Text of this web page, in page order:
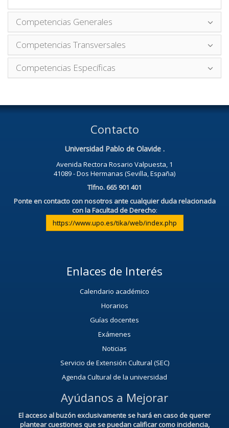
Competencias Generales
Competencias Transversales
Competencias Específicas
Contacto
Universidad Pablo de Olavide .
Avenida Rectora Rosario Valpuesta, 1
41089 - Dos Hermanas (Sevilla, España)
Tlfno. 665 901 401
Ponte en contacto con nosotros ante cualquier duda relacionada
con la Facultad de Derecho:
https://www.upo.es/tika/web/index.php
Enlaces de Interés
Calendario académico
Horarios
Guías docentes
Exámenes
Noticias
Servicio de Extensión Cultural (SEC)
Agenda Cultural de la universidad
Ayúdanos a Mejorar
El acceso al buzón exclusivamente se hará en caso de querer
plantear cuestiones que se puedan calificar como incidencia,